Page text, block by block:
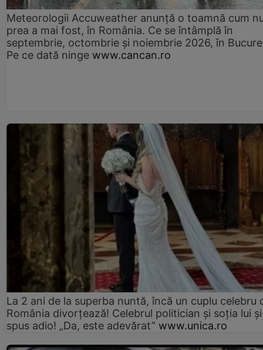
Meteorologii Accuweather anunță o toamnă cum
prea a mai fost, în România. Ce se întâmplă în
septembrie, octombrie și noiembrie 2026, în
Pe ce dată ninge www.cancan.ro
La 2 ani de la superba nuntă, încă un cuplu celebru
România divorțează! Celebrul politician și soția lui
spus adio! „Da, este adevărat” www.unica.ro